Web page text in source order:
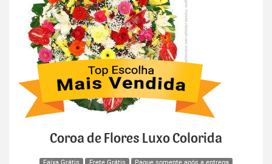
Coroa de Flores Luxo Colorida